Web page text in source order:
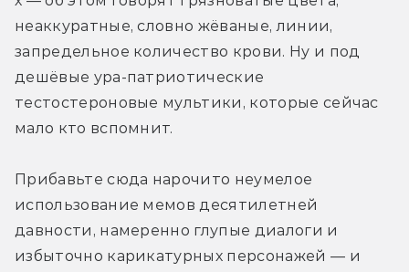
неаккуратные, словно жёваные, линии,
запредельное количество крови. Ну и под
дешёвые ура-патриотические
тестостероновые мультики, которые сейчас
мало кто вспомнит.
Прибавьте сюда нарочито неумелое
использование мемов десятилетней
давности, намеренно глупые диалоги и
избыточно карикатурных персонажей — и